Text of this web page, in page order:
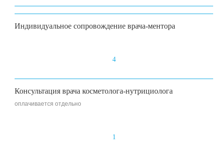
Индивидуальное сопровождение врача-ментора
4
Консультация врача косметолога-нутрициолога
оплачивается отдельно
1